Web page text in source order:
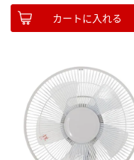
カートに入れる